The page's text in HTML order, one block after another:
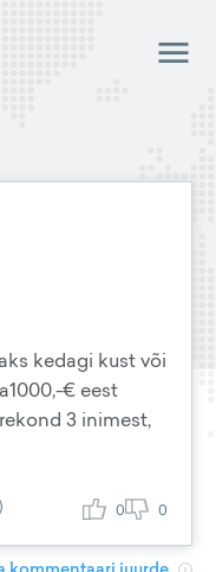
kedagi kust või
€ eest
3 inimest,
0 0